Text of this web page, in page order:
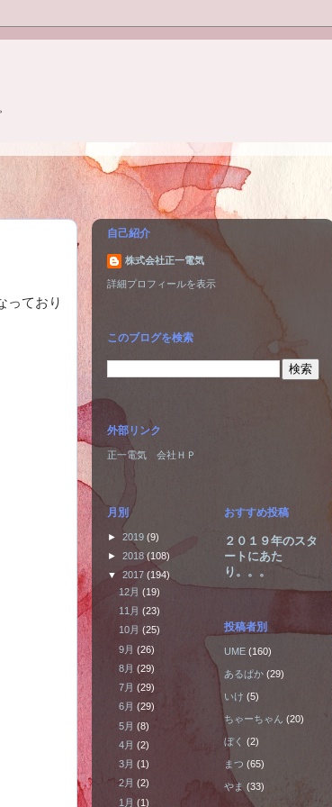
っており
自己紹介
株式会社正一電気
詳細プロフィールを表示
このブログを検索
外部リンク
正一電気 会社ＨＰ
月別
► 2019 (9)
► 2018(108)
▼ 2017 (194)
12月(19)
11月(23)
10月(25)
9月(26)
8月(29)
7月(29)
6月(29)
5月(8)
4月(2)
3月(1)
2月(2)
1月(1)
おすすめ投稿
２０１９年のスタ
ートにあた
り。。。
投稿者別
UME (160)
あるぱか (29)
いけ (5)
ちゃーちゃん (20)
ぼく (2)
まつ (65)
やま (33)